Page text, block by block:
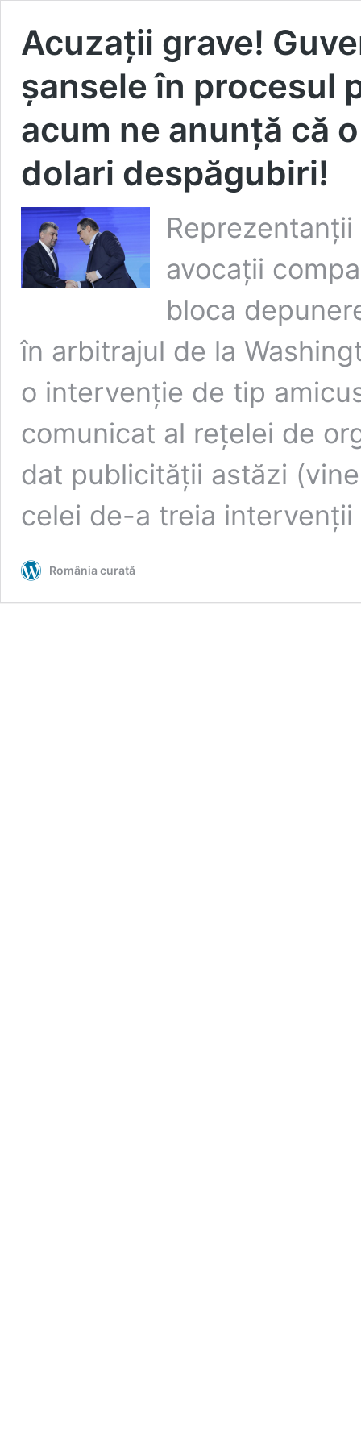
Acuzații grave!
șansele în procesul
acum ne anunță că
dolari despăgubiri!
avocații
bloca
în arbitrajul de la
o intervenție de tip
comunicat al rețelei de
dat publicității astăzi
celei de-a treia
România curată